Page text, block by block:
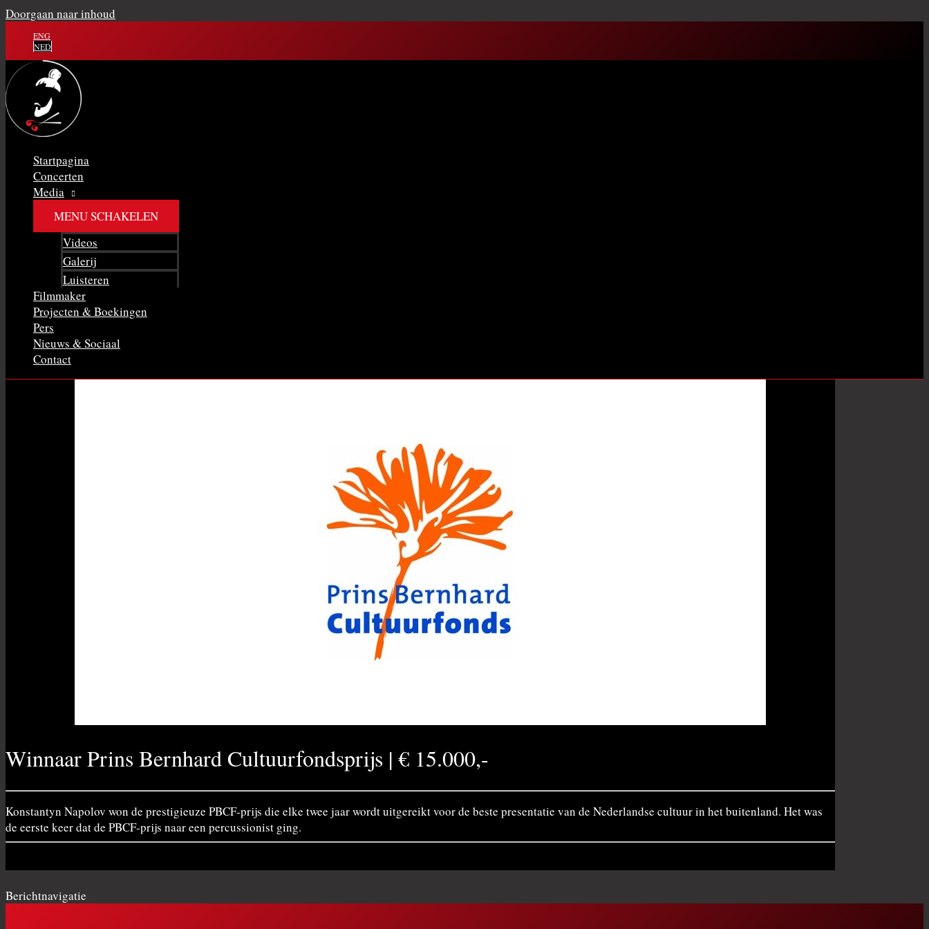
Doorgaan naar inhoud
ENG
NED
Startpagina
Concerten
Media
MENU SCHAKELEN
Videos
Galerij
Luisteren
Filmmaker
Projecten & Boekingen
Pers
Nieuws & Sociaal
Contact
Winnaar Prins Bernhard Cultuurfondsprijs | € 15.000,-
Konstantyn Napolov won de prestigieuze PBCF-prijs die elke twee jaar wordt uitgereikt voor de beste presentatie van de Nederlandse cultuur in het buitenland. Het was
de eerste keer dat de PBCF-prijs naar een percussionist ging.
Berichtnavigatie